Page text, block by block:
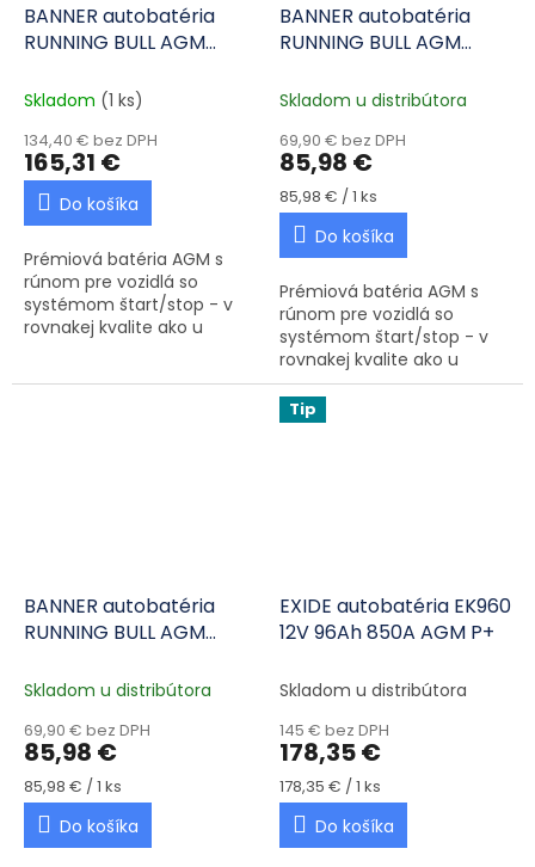
BANNER autobatéria
RUNNING BULL AGM
Skladom (1 ks)
134,40 € bez DPH
165,31 €
Do košíka
Prémiová batéria AGM s
rúnom pre vozidlá so
systémom štart/stop - v
rovnakej kvalite ako u
BANNER autobatéria
RUNNING BULL AGM
Skladom u distribútora
69,90 € bez DPH
85,98 €
Jednotková cena:
85,98 € / 1 ks
Do košíka
Prémiová batéria AGM s
rúnom pre vozidlá so
systémom štart/stop - v
rovnakej kvalite ako u
originálneho výrobcu.
BANNER autobatéria
RUNNING BULL AGM
Skladom u distribútora
69,90 € bez DPH
85,98 €
Jednotková cena:
85,98 € / 1 ks
Do košíka
Tip
EXIDE autobatéria EK960
12V 96Ah 850A AGM P+
Skladom u distribútora
145 € bez DPH
178,35 €
Jednotková cena:
178,35 € / 1 ks
Do košíka